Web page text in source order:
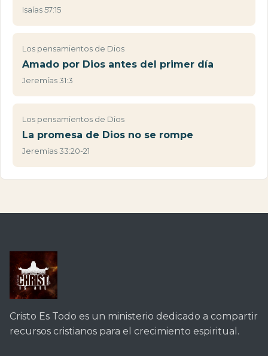
Isaías 57:15
Los pensamientos de Dios
Amado por Dios antes del primer día
Jeremías 31:3
Los pensamientos de Dios
La promesa de Dios no se rompe
Jeremías 33:20-21
Cristo Es Todo es un ministerio dedicado a compartir
recursos cristianos para el crecimiento espiritual.